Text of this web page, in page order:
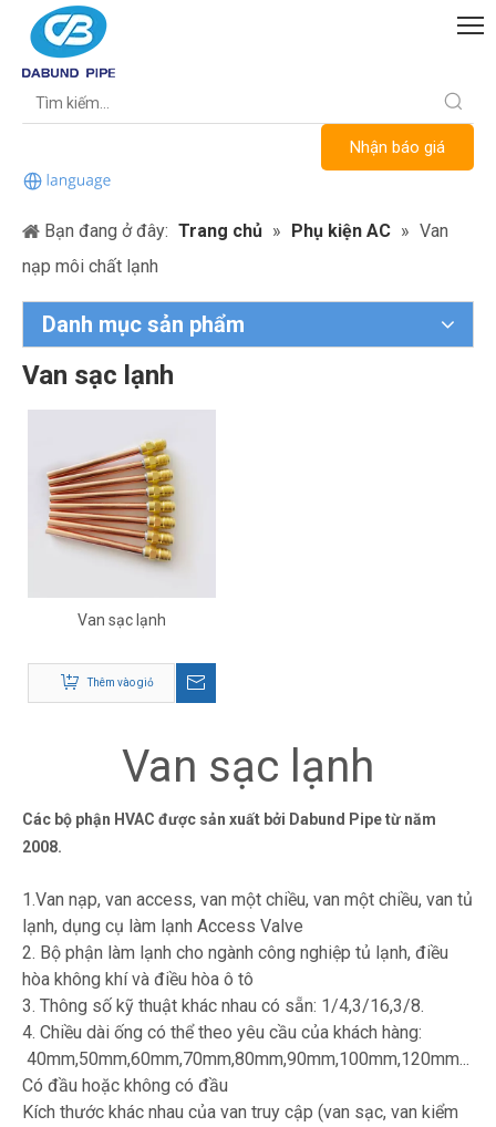
Nhận báo giá
Bạn đang ở đây: Trang chủ » Phụ kiện AC » Van
nạp môi chất lạnh
Danh mục sản phẩm
Van sạc lạnh
Van sạc lạnh
Thêm vào giỏ
Van sạc lạnh
Các bộ phận HVAC được sản xuất bởi Dabund Pipe từ năm
2008.
1.Van nạp, van access, van một chiều, van một chiều, van tủ
lạnh, dụng cụ làm lạnh Access Valve
2. Bộ phận làm lạnh cho ngành công nghiệp tủ lạnh, điều
hòa không khí và điều hòa ô tô
3. Thông số kỹ thuật khác nhau có sẵn: 1/4,3/16,3/8.
4. Chiều dài ống có thể theo yêu cầu của khách hàng:
40mm,50mm,60mm,70mm,80mm,90mm,100mm,120mm...
Có đầu hoặc không có đầu
Kích thước khác nhau của van truy cập (van sạc, van kiểm